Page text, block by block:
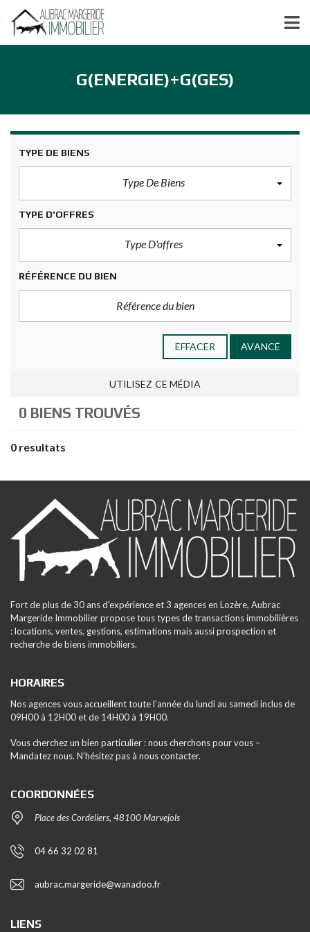
G(ENERGIE)+G(GES)
TYPE DE BIENS
Type De Biens
TYPE D'OFFRES
Type D'offres
RÉFÉRENCE DU BIEN
EFFACER AVANCÉ
UTILISEZ CE MÉDIA
0 BIENS TROUVÉS
0 resultats
Fort de plus de 30 ans d'expérience et 3 agences en Lozère, Aubrac
Margeride Immobilier propose tous types de transactions immobilières
: locations, ventes, gestions, estimations mais aussi prospection et
recherche de biens immobiliers.
HORAIRES
Nos agences vous accueillent toute l’année du lundi au samedi inclus de
09H00 à 12H00 et de 14H00 à 19H00.
Vous cherchez un bien particulier : nous cherchons pour vous –
Mandatez nous. N’hésitez pas à nous contacter.
COORDONNÉES
Place des Cordeliers, 48100 Marvejols
04 66 32 02 81
aubrac.margeride@wanadoo.fr
LIENS